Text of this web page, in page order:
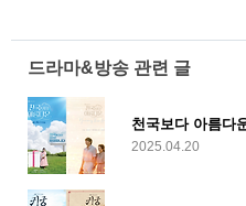
드라마&방송 관련 글
2025.04.20